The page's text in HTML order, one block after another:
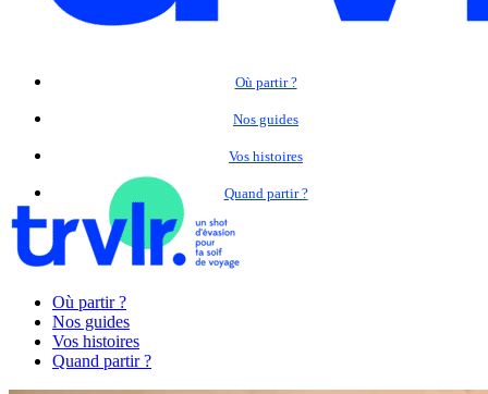
Où partir ?
Nos guides
Vos histoires
Quand partir ?
Où partir ?
Nos guides
Vos histoires
Quand partir ?